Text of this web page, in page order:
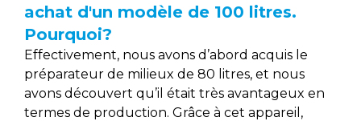
achat d'un modèle de 100 litres.
Pourquoi?
Effectivement, nous avons d’abord acquis le
préparateur de milieux de 80 litres, et nous
avons découvert qu’il était très avantageux en
termes de production. Grâce à cet appareil,